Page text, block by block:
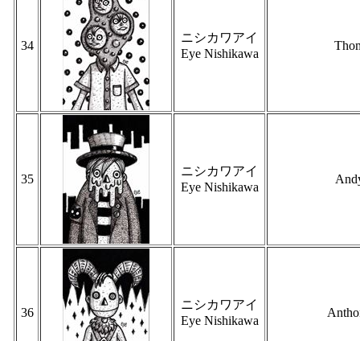
34
ニシカワアイ
Eye Nishikawa
35
ニシカワアイ
Eye Nishikawa
36
ニシカワアイ
Eye Nishikawa